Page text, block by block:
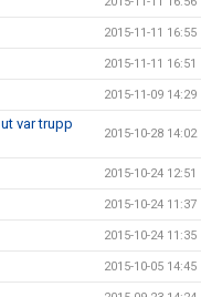
2015-11-11 16:55
2015-11-11 16:51
2015-11-09 14:29
var trupp
2015-10-28 14:02
2015-10-24 12:51
2015-10-24 11:37
2015-10-24 11:35
2015-10-05 14:45